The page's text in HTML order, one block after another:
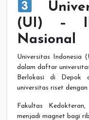
(UI) –
Nasional
Universitas Indonesia
dalam daftar
Berlokasi di Depok
universitas riset
Fakultas
menjadi magnet bagi